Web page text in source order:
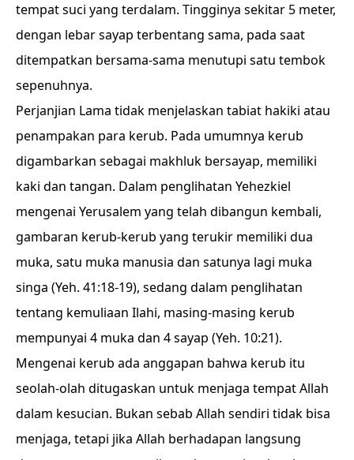
tempat suci yang terdalam. Tingginya sekitar 5 meter,
dengan lebar sayap terbentang sama, pada saat
ditempatkan bersama-sama menutupi satu tembok
sepenuhnya.
Perjanjian Lama tidak menjelaskan tabiat hakiki atau
penampakan para kerub. Pada umumnya kerub
digambarkan sebagai makhluk bersayap, memiliki
kaki dan tangan. Dalam penglihatan Yehezkiel
mengenai Yerusalem yang telah dibangun kembali,
gambaran kerub-kerub yang terukir memiliki dua
muka, satu muka manusia dan satunya lagi muka
singa (Yeh. 41:18-19), sedang dalam penglihatan
tentang kemuliaan Ilahi, masing-masing kerub
mempunyai 4 muka dan 4 sayap (Yeh. 10:21).
Mengenai kerub ada anggapan bahwa kerub itu
seolah-olah ditugaskan untuk menjaga tempat Allah
dalam kesucian. Bukan sebab Allah sendiri tidak bisa
menjaga, tetapi jika Allah berhadapan langsung